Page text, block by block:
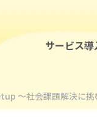
サービス
社内メ
導
〜社会課題解決に挑